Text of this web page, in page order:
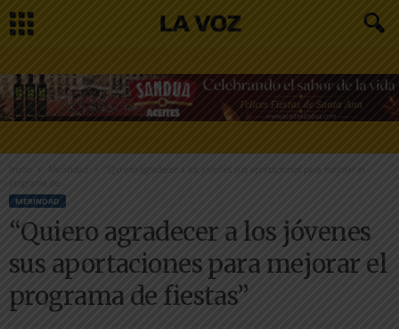
Inicio
“Quiero agradecer a los jóvenes sus aportaciones para mejorar el
programa de...
MERINDAD
“Quiero agradecer a los jóvenes
sus aportaciones para mejorar el
programa de fiestas”